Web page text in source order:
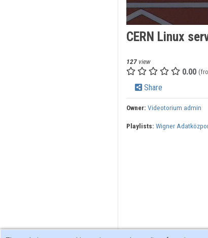
CERN Linux
127view
0.00
Share
Owner: Videotorium admin
Playlists: Wigner